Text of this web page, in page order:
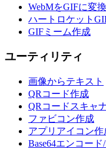
WebMをGIFに変換
ハートロケット
GIFミーム作成
ユーティリティ
画像からテキスト
QRコード作成
QRコードスキャ
ファビコン作成
アプリアイコン作
Base64エンコード